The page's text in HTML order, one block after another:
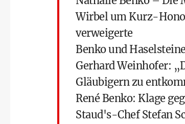
Wirbel um Kurz-
verweigerte
Benko und
Gerhard Weinhofer:
Gläubigern zu
René Benko: Klage
Staud's-Chef Stefan